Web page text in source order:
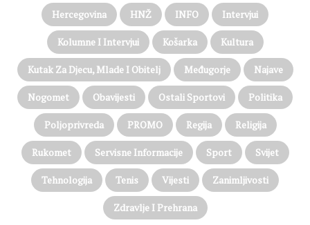
Hercegovina HNŽ INFO Intervjui
Kolumne I Intervjui Košarka Kultura
Kutak Za Djecu, Mlade I Obitelj Međugorje Najave
Nogomet Obavijesti Ostali Sportovi Politika
Poljoprivreda PROMO Regija Religija
Rukomet Servisne Informacije Sport Svijet
Tehnologija Tenis Vijesti Zanimljivosti
Zdravlje I Prehrana